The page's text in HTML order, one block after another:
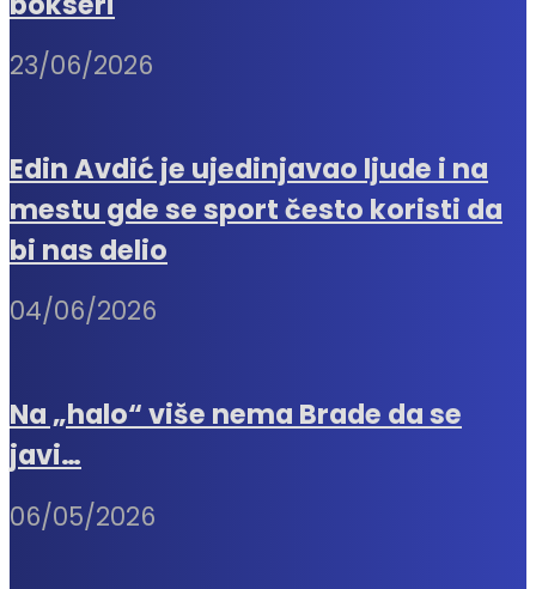
23/06/2026
Edin Avdić je ujedinjavao ljude i na
mestu gde se sport često koristi da
bi nas delio
04/06/2026
Na „halo“ više nema Brade da se
javi…
06/05/2026